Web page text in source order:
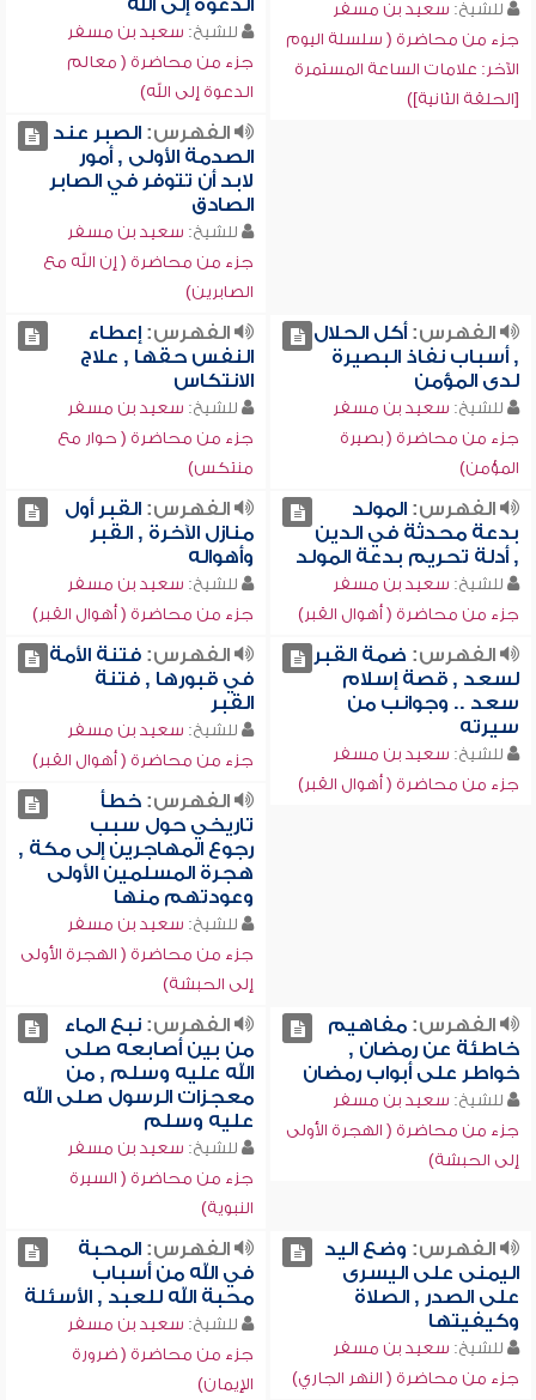
للشيخ: سعيد بن مسفر
جزء من محاضرة ( سلسلة اليوم
الآخر: علامات الساعة المستمرة
[الحلقة الثانية])
الدعوة إلى الله
للشيخ: سعيد بن مسفر
جزء من محاضرة ( معالم
الدعوة إلى الله)
الفهرس:الصبر عند
الصدمة الأولى , أمور
لابد أن تتوفر في الصابر
الصادق
للشيخ: سعيد بن مسفر
جزء من محاضرة ( إن الله مع
الصابرين)
الفهرس:أكل الحلال
, أسباب نفاذ البصيرة
لدى المؤمن
للشيخ: سعيد بن مسفر
جزء من محاضرة ( بصيرة
المؤمن)
الفهرس:إعطاء
النفس حقها , علاج
الانتكاس
للشيخ: سعيد بن مسفر
جزء من محاضرة ( حوار مع
منتكس)
الفهرس:المولد
بدعة محدثة في الدين
, أدلة تحريم بدعة المولد
للشيخ: سعيد بن مسفر
جزء من محاضرة ( أهوال القبر)
الفهرس:القبر أول
منازل الآخرة , القبر
وأهواله
للشيخ: سعيد بن مسفر
جزء من محاضرة ( أهوال القبر)
الفهرس: ضمة القبر
لسعد , قصة إسلام
سعد .. وجوانب من
سيرته
للشيخ: سعيد بن مسفر
جزء من محاضرة ( أهوال القبر)
الفهرس:فتنة الأمة
في قبورها , فتنة
القبر
للشيخ: سعيد بن مسفر
جزء من محاضرة ( أهوال القبر)
الفهرس:خطأ
تاريخي حول سبب
رجوع المهاجرين إلى مكة ,
هجرة المسلمين الأولى
وعودتهم منها
للشيخ: سعيد بن مسفر
جزء من محاضرة ( الهجرة الأولى
إلى الحبشة)
الفهرس:مفاهيم
خاطئة عن رمضان ,
خواطر على أبواب رمضان
للشيخ: سعيد بن مسفر
جزء من محاضرة ( الهجرة الأولى
إلى الحبشة)
الفهرس:نبع الماء
من بين أصابعه صلى
الله عليه وسلم , من
معجزات الرسول صلى الله
عليه وسلم
للشيخ: سعيد بن مسفر
جزء من محاضرة ( السيرة
النبوية)
الفهرس: وضع اليد
اليمنى على اليسرى
على الصدر , الصلاة
وكيفيتها
للشيخ: سعيد بن مسفر
جزء من محاضرة ( النهر الجاري)
الفهرس:المحبة
في الله من أسباب
محبة الله للعبد , الأسئلة
للشيخ: سعيد بن مسفر
جزء من محاضرة ( ضرورة
الإيمان)